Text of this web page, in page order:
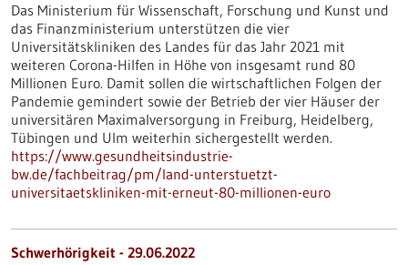
Das Ministerium für Wissenschaft, Forschung und Kunst und
das Finanzministerium unterstützen die vier
Universitätskliniken des Landes für das Jahr 2021 mit
weiteren Corona-Hilfen in Höhe von insgesamt rund 80
Millionen Euro. Damit sollen die wirtschaftlichen Folgen der
Pandemie gemindert sowie der Betrieb der vier Häuser der
universitären Maximalversorgung in Freiburg, Heidelberg,
Tübingen und Ulm weiterhin sichergestellt werden.
https://www.gesundheitsindustrie-
bw.de/fachbeitrag/pm/land-unterstuetzt-
universitaetskliniken-mit-erneut-80-millionen-euro
Schwerhörigkeit - 29.06.2022